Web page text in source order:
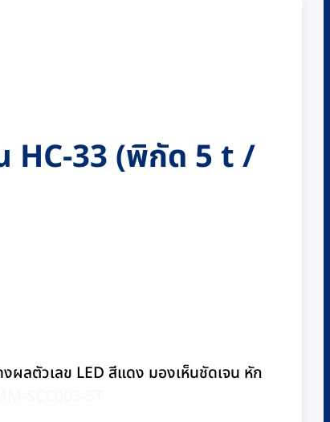
HC-33 (พิกัด 5 t /
ลตัวเลข LED สีแดง มองเห็นชัดเจน หัก